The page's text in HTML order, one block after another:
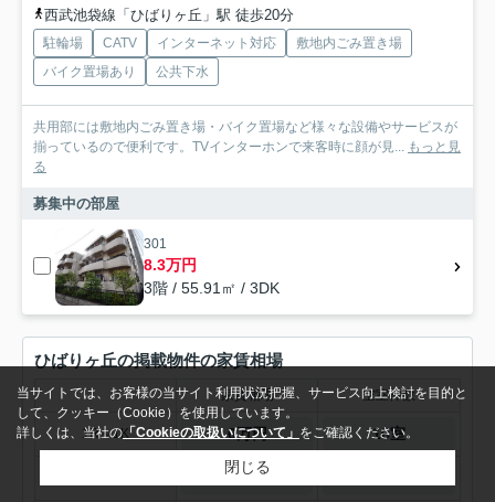
西武池袋線「ひばりヶ丘」駅 徒歩20分
駐輪場 CATV インターネット対応
敷地内ごみ置き場
バイク置場あり
公共下水
共用部には敷地内ごみ置き場・バイク置場など様々な設備やサービスが
揃っているので便利です。TVインターホンで来客時に顔が見...
もっと見
る
募集中の部屋
301
8.3万円
3階 / 55.91㎡ / 3DK
ひばりヶ丘の掲載物件の家賃相場
家賃相場 空室件数
1R～1K 6万円 16室
9.2万円
当サイトでは、お客様の当サイト利用状況把握、サービス向上検討を目的と
して、クッキー（Cookie）を使用しています。
詳しくは、当社の「Cookieの取扱いについて」 をご確認ください。
閉じる